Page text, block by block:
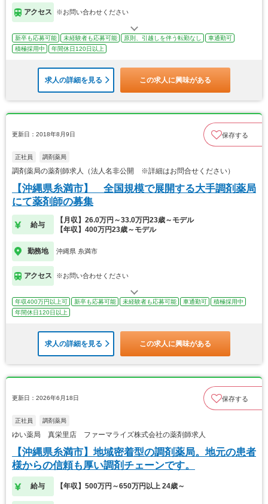
アクセス ※お問い合わせください
新卒も応募可能 未経験者も応募可能 原則、引越しを伴う転勤なし
車通勤可
積極採用中
年間休日120日以上
求人の詳細を見る この求人に興味がある
更新日：2018年8月9日 保存する
正社員 調剤薬局
調剤薬局の薬剤師求人（法人名非公開 ※詳細はお問合せください）
【沖縄県糸満市】 全国規模で展開する大手調剤薬局
にて薬剤師の募集
給与
【月収】26.0万円～33.0万円23歳～モデル
【年収】400万円23歳～モデル
勤務地 沖縄県 糸満市
アクセス ※お問い合わせください
年収400万円以上可 新卒も応募可能 未経験者も応募可能 車通勤可
積極採用中
年間休日120日以上
求人の詳細を見る この求人に興味がある
更新日：2026年6月18日 保存する
正社員 調剤薬局
ゆい薬局 真栄里店 ファーマライズ株式会社の薬剤師求人
【沖縄県糸満市】地域密着型の調剤薬局。地元の患者
様からの信頼も厚い調剤チェーンです。
給与 【年収】500万円～650万円以上 24歳～